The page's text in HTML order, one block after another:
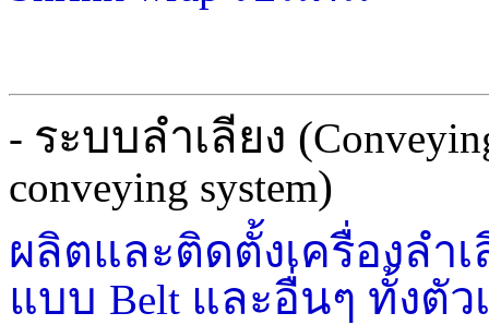
- ระบบลำเลียง (
conveying system)
ผลิตและติดตั้งเครื่องลำ
แบบ Belt และอื่นๆ ทั้งตั